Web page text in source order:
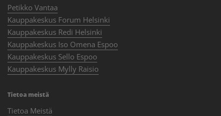
Petikko Vantaa
Kauppakeskus Forum Helsinki
Kauppakeskus Redi Helsinki
Kauppakeskus Iso Omena Espoo
Kauppakeskus Sello Espoo
Kauppakeskus Mylly Raisio
Tietoa meistä
Tietoa Meistä